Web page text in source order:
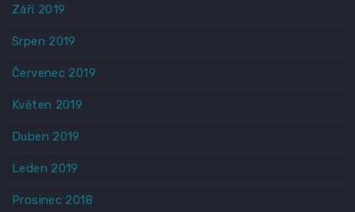
Září 2019
Srpen 2019
Červenec 2019
Květen 2019
Duben 2019
Leden 2019
Prosinec 2018